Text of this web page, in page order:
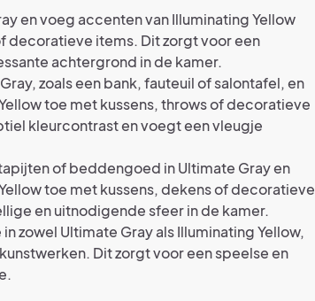
en voeg accenten van Illuminating Yellow
decoratieve items. Dit zorgt voor een
achtergrond in de kamer.
zoals een bank, fauteuil of salontafel, en
toe met kussens, throws of decoratieve
kleurcontrast en voegt een vleugje
of beddengoed in Ultimate Gray en
toe met kussens, dekens of decoratieve
en uitnodigende sfeer in de kamer.
zowel Ultimate Gray als Illuminating Yellow,
Dit zorgt voor een speelse en